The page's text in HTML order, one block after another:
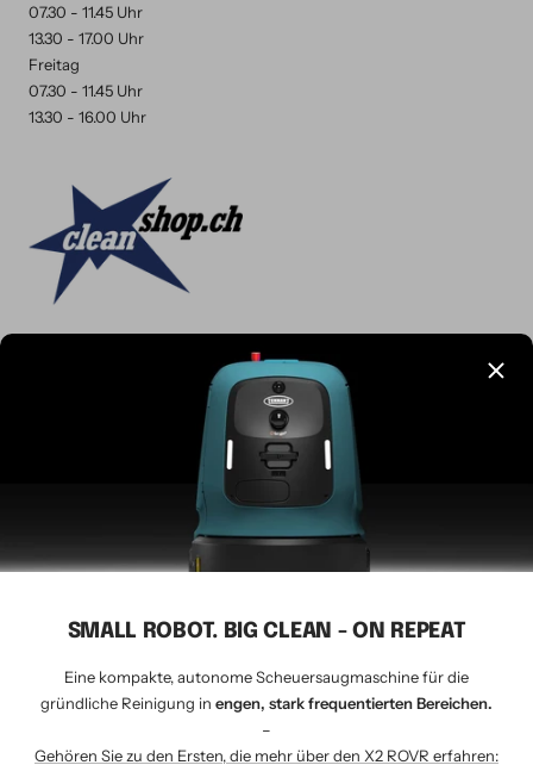
SMALL ROBOT. BIG CLEAN - ON REPEAT
Eine kompakte, autonome Scheuersaugmaschine für die
gründliche Reinigung in engen, stark frequentierten Bereichen.
–
Gehören Sie zu den Ersten, die mehr über den X2 ROVR erfahren:
07.30 - 11.45 Uhr
13.30 - 17.00 Uhr
Freitag
07.30 - 11.45 Uhr
13.30 - 16.00 Uhr
© 2026 Tavernaro AG - seit 1924